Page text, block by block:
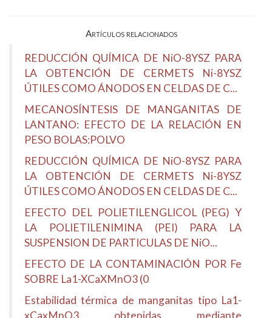
Artículos relacionados
REDUCCIÓN QUÍMICA DE NiO-8YSZ PARA
LA OBTENCIÓN DE CERMETS Ni-8YSZ
ÚTILES COMO ÁNODOS EN CELDAS DE C...
MECANOSÍNTESIS DE MANGANITAS DE
LANTANO: EFECTO DE LA RELACIÓN EN
PESO BOLAS:POLVO
REDUCCIÓN QUÍMICA DE NiO-8YSZ PARA
LA OBTENCIÓN DE CERMETS Ni-8YSZ
ÚTILES COMO ÁNODOS EN CELDAS DE C...
EFECTO DEL POLIETILENGLICOL (PEG) Y
LA POLIETILENIMINA (PEI) PARA LA
SUSPENSION DE PARTICULAS DE NiO...
EFECTO DE LA CONTAMINACIÓN POR Fe
SOBRE La1-XCaXMnO3 (0
Estabilidad térmica de manganitas tipo La1-
xCaxMnO3 obtenidas mediante